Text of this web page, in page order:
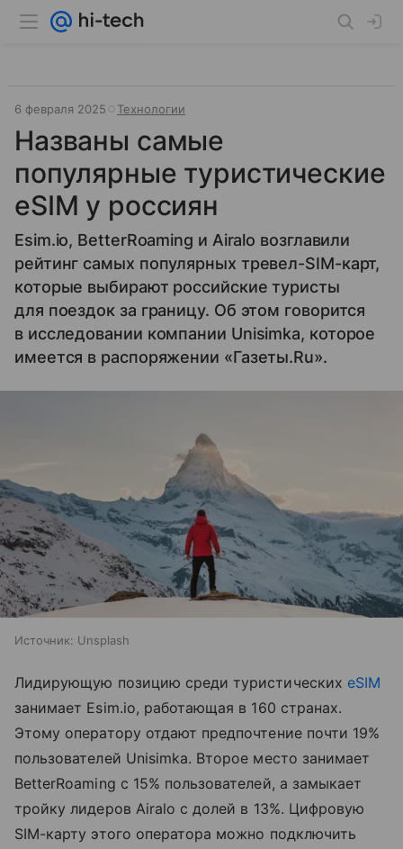
6 февраля 2025 Технологии
Названы самые
популярные туристические
eSIM у россиян
Esim.io, BetterRoaming и Airalo возглавили
рейтинг самых популярных тревел-SIM-карт,
которые выбирают российские туристы
для поездок за границу. Об этом говорится
в исследовании компании Unisimka, которое
имеется в распоряжении «Газеты.Ru».
Источник: Unsplash
Лидирующую позицию среди туристических eSIM
занимает Esim.io, работающая в 160 странах.
Этому оператору отдают предпочтение почти 19%
пользователей Unisimka. Второе место занимает
BetterRoaming с 15% пользователей, а замыкает
тройку лидеров Airalo с долей в 13%. Цифровую
SIM-карту этого оператора можно подключить